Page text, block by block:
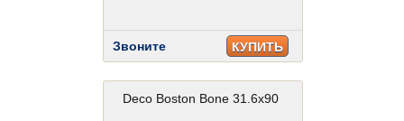
Звоните КУПИТЬ
Deco Boston Bone 31.6x90